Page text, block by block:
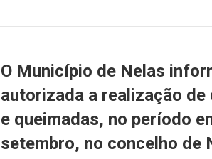
O Município de Nelas
autorizada a realização
e queimadas, no período
setembro, no concelho de